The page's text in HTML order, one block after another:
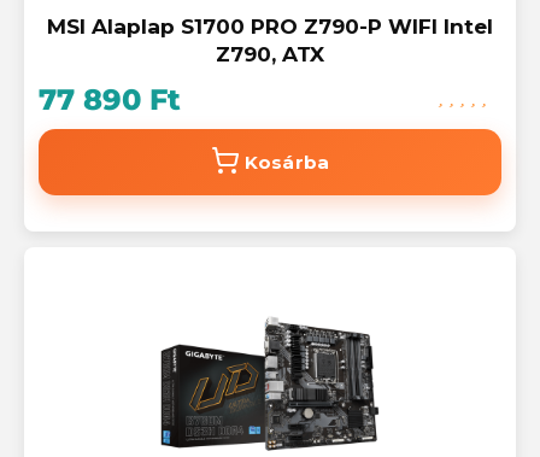
MSI Alaplap S1700 PRO Z790-P WIFI Intel
Z790, ATX
77 890 Ft
Kosárba